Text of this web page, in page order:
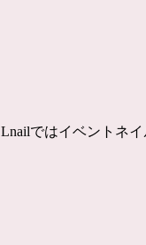
Lnailではイベントネ